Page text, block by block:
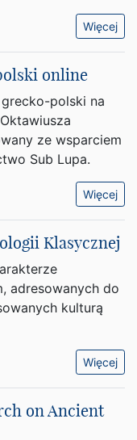
Więcej
online
polski na
ze wsparciem
Sub Lupa.
Więcej
Klasycznej
adresowanych do
kulturą
Więcej
on Ancient